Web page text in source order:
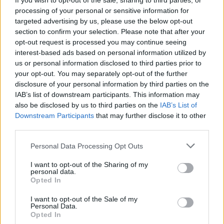
processing of your personal or sensitive information for
targeted advertising by us, please use the below opt-out
section to confirm your selection. Please note that after your
opt-out request is processed you may continue seeing
interest-based ads based on personal information utilized by
us or personal information disclosed to third parties prior to
your opt-out. You may separately opt-out of the further
disclosure of your personal information by third parties on the
IAB’s list of downstream participants. This information may
also be disclosed by us to third parties on the IAB’s List of
Downstream Participants that may further disclose it to other
Please note that this website/app uses one or more Google
not limited to your visit or usage behaviour. You may click to
grant or deny consent to Google and its third-party tags to
use your data for below specified purposes in below Google
consent section.
Personal Data Processing Opt Outs
I want to opt-out of the Sharing of my
personal data.
Opted In
I want to opt-out of the Sale of my
Personal Data.
Opted In
konferenciái zajlottak. A lassan véget érő esztendő egyik
legnagyobb eredménye, hogy elindult a HOTS (Hungarian
Oncoming Tunes), azaz a magyar könnyűzene szervezett
külföldi megjelenítése. Ennek köszönhetően nemcsak
jelentős showcase fesztiválokon volt érzékelhető a
magyarok jelenléte, de több zenekaruk is ígéretes lépéseket
tehetett a nemzetközi karrier útján.
Évről évre az Induló előadók pályázatát övezi a legnagyobb
érdeklődés: az előadónként 2 millió Ft támogatással járó
lehetőségre idén összesen 317 zenekar és/vagy zenész
jelentkezett. Közülük összesen 84 előadót hívtak be az A38
álló, 15 fős zsűri döntött.
Ideiglenes Kollégiuma a 2017/2018-as évadban az alábbi 20
zenész és/vagy zenekar részesülhet az Induló előadói
A 2017/2018-as évad nyertes induló zenekari listáján a Red
Swamp, a Freakin Disco, a Platon Karataev, a Még egy
cukorka, a Ham Ko Ham, a Dungaree, a Bluebay Foxes, az
Elkészült az NKA Hangfoglaló Program oktatófilm-
sorozatának negyedik része. A korábbi epizódokban tárgyalt
témáktól, vagyis a zenekaralapítástól a pályázáson át a
hosszútávú tervezésig, most a menedzsment kiépítéséhez
érkezett el a program online kurzusában, az NKA
Hangfoglaló Program Miniakadémiáján.
tovább
Idei Hangfoglalók 4
2017. 12. 26.|Kultúrpart
A Hangfoglaló Program nagy figyelmet fordít a